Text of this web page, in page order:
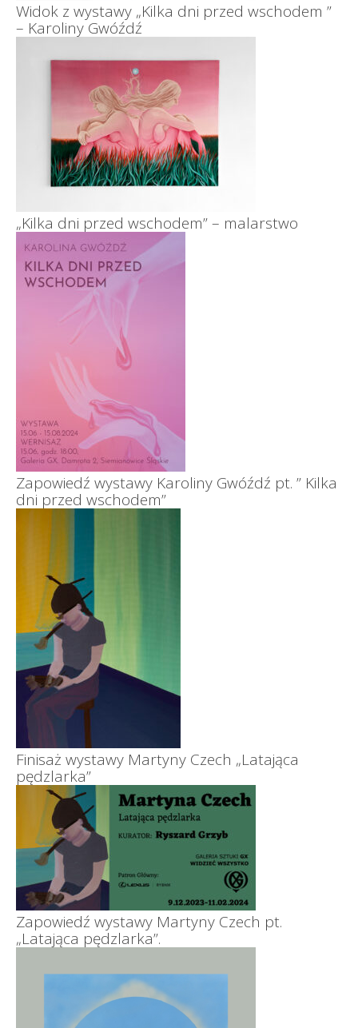
Widok z wystawy „Kilka dni przed wschodem ”
– Karoliny Gwóźdź
„Kilka dni przed wschodem” – malarstwo
Zapowiedź wystawy Karoliny Gwóźdź pt. ” Kilka
dni przed wschodem”
Finisaż wystawy Martyny Czech „Latająca
pędzlarka”
Zapowiedź wystawy Martyny Czech pt.
„Latająca pędzlarka”.